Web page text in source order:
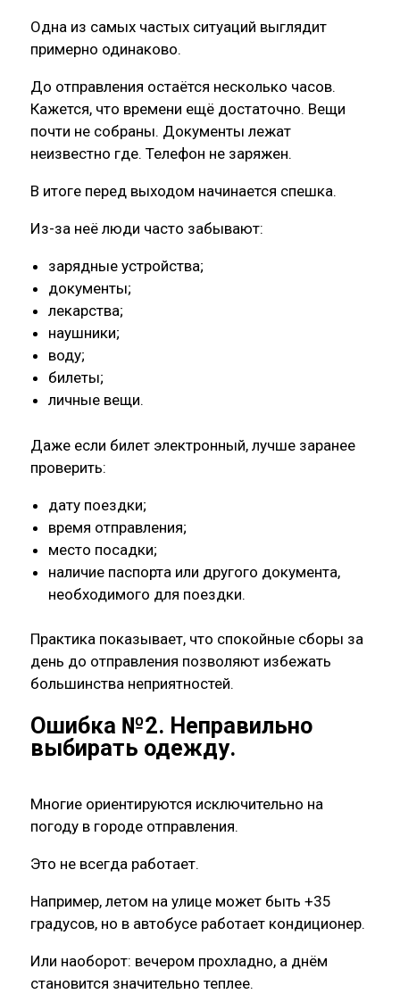
Одна из самых частых ситуаций выглядит
примерно одинаково.
До отправления остаётся несколько часов.
Кажется, что времени ещё достаточно. Вещи
почти не собраны. Документы лежат
неизвестно где. Телефон не заряжен.
В итоге перед выходом начинается спешка.
Из-за неё люди часто забывают:
зарядные устройства;
документы;
лекарства;
наушники;
воду;
билеты;
личные вещи.
Даже если билет электронный, лучше заранее
проверить:
дату поездки;
время отправления;
место посадки;
наличие паспорта или другого документа,
необходимого для поездки.
Практика показывает, что спокойные сборы за
день до отправления позволяют избежать
большинства неприятностей.
Ошибка №2. Неправильно
выбирать одежду.
Многие ориентируются исключительно на
погоду в городе отправления.
Это не всегда работает.
Например, летом на улице может быть +35
градусов, но в автобусе работает кондиционер.
Или наоборот: вечером прохладно, а днём
становится значительно теплее.